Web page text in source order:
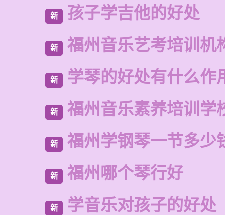
新 孩子学吉他的好处
新 福州音乐艺考培训机
新 学琴的好处有什么作
新 福州音乐素养培训学
新 福州学钢琴一节多少
新 福州哪个琴行好
新 学音乐对孩子的好处